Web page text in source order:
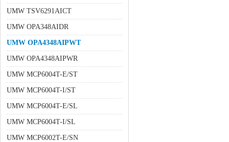
UMW TSV6291AICT
UMW OPA348AIDR
UMW OPA4348AIPWT
UMW OPA4348AIPWR
UMW MCP6004T-E/ST
UMW MCP6004T-I/ST
UMW MCP6004T-E/SL
UMW MCP6004T-I/SL
UMW MCP6002T-E/SN